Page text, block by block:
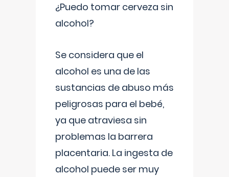
¿Puedo tomar cerveza sin
alcohol?
Se considera que el
alcohol es una de las
sustancias de abuso más
peligrosas para el bebé,
ya que atraviesa sin
problemas la barrera
placentaria. La ingesta de
alcohol puede ser muy